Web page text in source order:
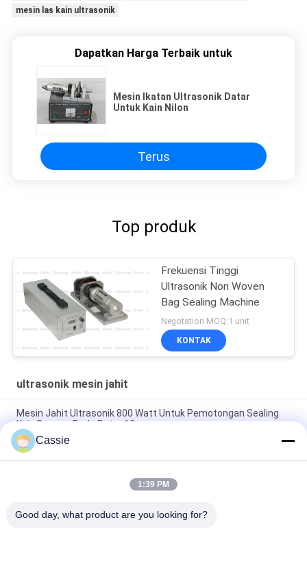
mesin las kain ultrasonik
Dapatkan Harga Terbaik untuk
Mesin Ikatan Ultrasonik Datar
Untuk Kain Nilon
Terus
Top produk
Frekuensi Tinggi
Ultrasonik Non Woven
Bag Sealing Machine
Negotation MOQ:1 unit
KONTAK
ultrasonik mesin jahit
Mesin Jahit Ultrasonik 800 Watt Untuk Pemotongan Sealing
Kain Dengan Roda Putar 12mm
Sistem Pengelasan Ultrasonik Frekuensi Tinggi 20Khz 2500w
Mulus
Sonotroda Ultrasonik Berkecepatan Tinggi Dengan Generator
Cassie
1:39 PM
Good day, what product are you looking for?